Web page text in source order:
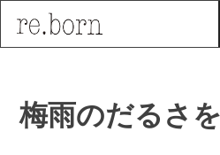
content
梅雨のだるさ